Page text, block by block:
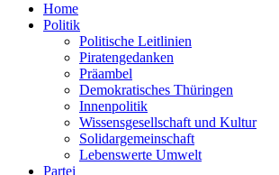
Home
Politik
Politische Leitlinien
Piratengedanken
Präambel
Demokratisches Thüringen
Innenpolitik
Wissensgesellschaft und Kultur
Solidargemeinschaft
Lebenswerte Umwelt
Partei